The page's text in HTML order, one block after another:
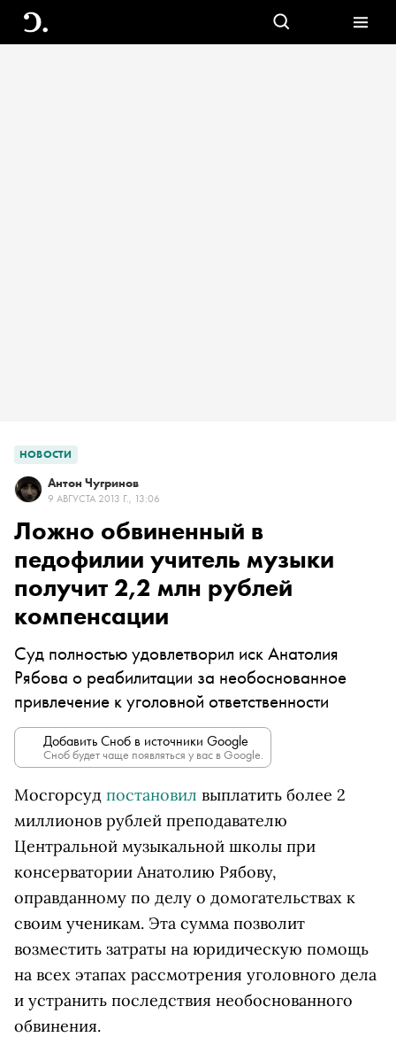
НОВОСТИ
Антон Чугринов
9 АВГУСТА 2013 Г., 13:06
Ложно обвиненный в
педофилии учитель музыки
получит 2,2 млн рублей
компенсации
Суд полностью удовлетворил иск Анатолия
Рябова о реабилитации за необоснованное
привлечение к уголовной ответственности
Добавить Сноб в источники Google
Сноб будет чаще появляться у вас в Google.
Мосгорсуд постановил выплатить более 2
миллионов рублей преподавателю
Центральной музыкальной школы при
консерватории Анатолию Рябову,
оправданному по делу о домогательствах к
своим ученикам. Эта сумма позволит
возместить затраты на юридическую помощь
на всех этапах рассмотрения уголовного дела
и устранить последствия необоснованного
обвинения.